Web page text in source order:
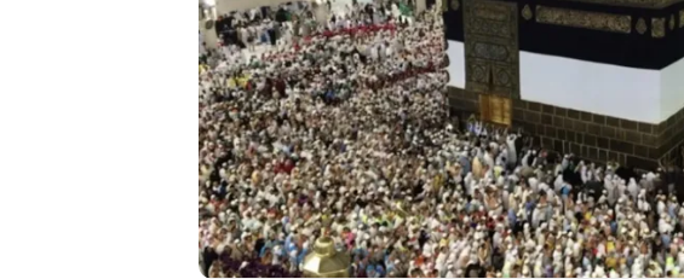
atılan iddialar kurum içinde
içinde defalarca Suudi
yakınlarının da bulunduğu
götürüldüğü öne sürüldü.